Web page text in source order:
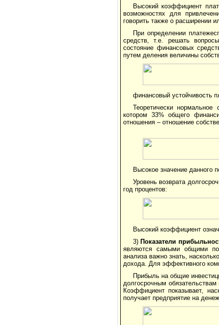
Высокий коэффициент
возможностях для
говорить также о расширении
При определении
средств, т.е. решать
состояние финансовых
путем деления величины
финансовый устойчивость
Теоретически
котором 33% общего
отношения – отношение
Высокое значение данного
Уровень возврата
год процентов:
Высокий коэффициент
3) Показатели
являются самыми общими
анализа важно знать,
дохода. Для эффективного
Прибыль на общие
долгосрочным
Коэффициент показывает,
получает предприятие на